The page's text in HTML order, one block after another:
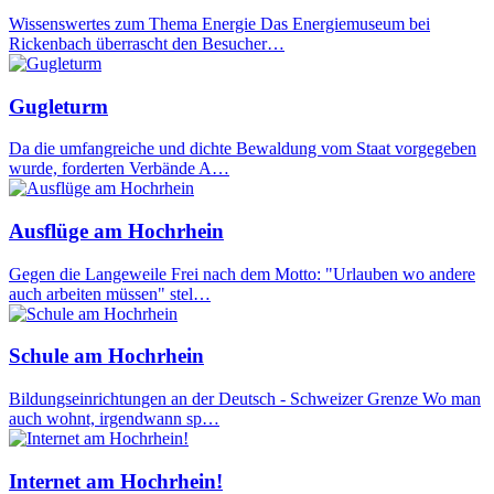
Wissenswertes zum Thema Energie Das Energiemuseum bei
Rickenbach überrascht den Besucher…
Gugleturm
Da die umfangreiche und dichte Bewaldung vom Staat vorgegeben
wurde, forderten Verbände A…
Ausflüge am Hochrhein
Gegen die Langeweile Frei nach dem Motto: "Urlauben wo andere
auch arbeiten müssen" stel…
Schule am Hochrhein
Bildungseinrichtungen an der Deutsch - Schweizer Grenze Wo man
auch wohnt, irgendwann sp…
Internet am Hochrhein!